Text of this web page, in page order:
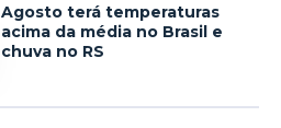
Agosto terá temperaturas
acima da média no Brasil e
chuva no RS